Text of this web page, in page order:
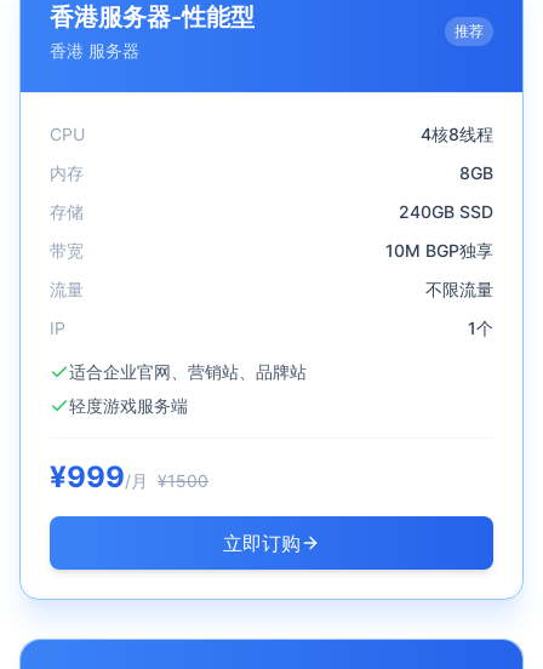
香港服务器-性能型
香港 服务器
推荐
CPU
4核8线程
内存
8GB
存储
240GB SSD
带宽
10M BGP独享
流量
不限流量
IP
1个
适合企业官网、营销站、品牌站
轻度游戏服务端
¥999/月 ¥1500
立即订购